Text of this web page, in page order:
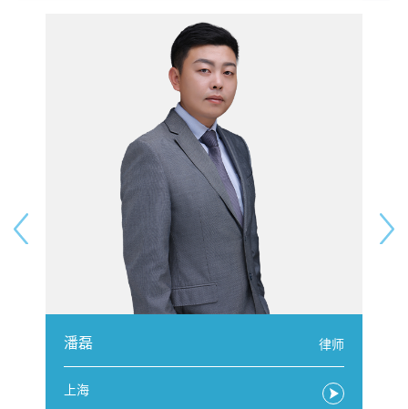
潘磊 律师
上海